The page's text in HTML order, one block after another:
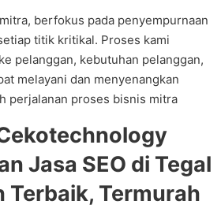
berfokus pada penyempurnaan
titik kritikal. Proses kami
pelanggan, kebutuhan pelanggan,
melayani dan menyenangkan
perjalanan proses bisnis mitra
Jasa SEO di Tegal
Terbaik, Termurah